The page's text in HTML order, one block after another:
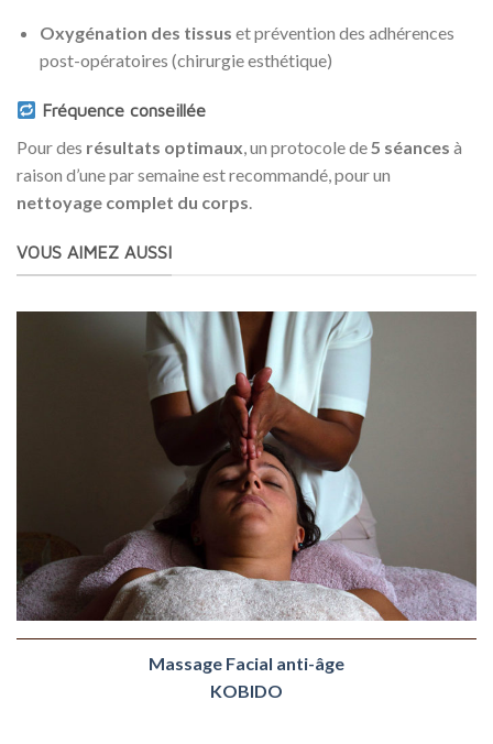
Oxygénation des tissus et prévention des adhérences
post-opératoires (chirurgie esthétique)
Fréquence conseillée
Pour des résultats optimaux, un protocole de5 séances à
raison d’une par semaine est recommandé, pour un
nettoyage complet du corps.
VOUS AIMEZ AUSSI
Massage Facial anti-âge
KOBIDO